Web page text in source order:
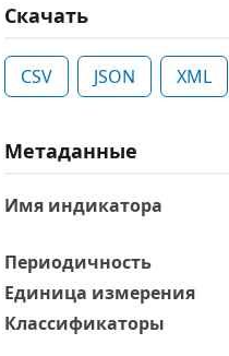
Скачать
CSV JSON XML
Метаданные
Имя индикатора
Периодичность
Единица измерения
Классификаторы